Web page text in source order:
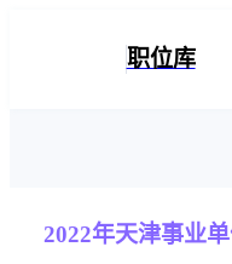
2022年天津
职位库
2022年天津事业